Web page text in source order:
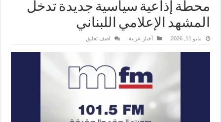
محطة إذاعية سياسية جديدة تدخل
المشهد الإعلامي اللبناني
مايو 11, 2026 أخبار عربية اضف تعليق